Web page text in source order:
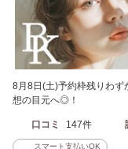
8月8日(土)予約枠残りわず
想の目元へ◎！
口コミ 147件
スマート支払いOK